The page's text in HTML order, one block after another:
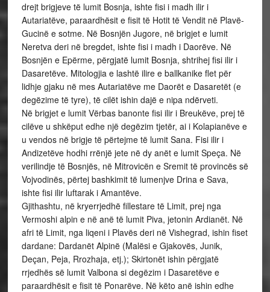
drejt brigjeve të lumit Bosnja, ishte fisi i madh ilir i
Autariatëve, paraardhësit e fisit të Hotit të Vendit në Plavë-
Gucinë e sotme. Në Bosnjën Jugore, në brigjet e lumit
Neretva deri në bregdet, ishte fisi i madh i Daorëve. Në
Bosnjën e Epërme, përgjatë lumit Bosnja, shtrihej fisi ilir i
Dasaretëve. Mitologjia e lashtë ilire e ballkanike flet për
lidhje gjaku në mes Autariatëve me Daorët e Dasaretët (e
degëzime të tyre), të cilët ishin dajë e nipa ndërveti.
Në brigjet e lumit Vërbas banonte fisi ilir i Breukëve, prej të
cilëve u shkëput edhe një degëzim tjetër, ai i Kolapianëve e
u vendos në brigje të përtejme të lumit Sana. Fisi ilir i
Andizetëve hodhi rrënjë jete në dy anët e lumit Speça. Në
verilindje të Bosnjës, në Mitrovicën e Sremit të provincës së
Vojvodinës, përtej bashkimit të lumenjve Drina e Sava,
ishte fisi ilir luftarak i Amantëve.
Gjithashtu, në kryerrjedhë fillestare të Limit, prej nga
Vermoshi alpin e në anë të lumit Piva, jetonin Ardianët. Në
afri të Limit, nga liqeni i Plavës deri në Vishegrad, ishin fiset
dardane: Dardanët Alpinë (Malësi e Gjakovës, Junik,
Deçan, Peja, Rrozhaja, etj.); Skirtonët ishin përgjatë
rrjedhës së lumit Valbona si degëzim i Dasaretëve e
paraardhësit e fisit të Ponarëve. Në këto anë ishin edhe